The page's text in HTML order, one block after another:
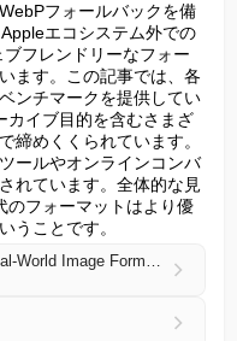
フォールバックを備
エコシステム外での
フレンドリーなフォー
ます。この記事では、各
ンチマークを提供してい
カイブ目的を含むさまざ
締めくくられています。
ールやオンラインコンバ
れています。全体的な見
のフォーマットはより優
うことです。
WebP vs AVIF vs HEIC: The Real-World Image Format Comparison (2026)